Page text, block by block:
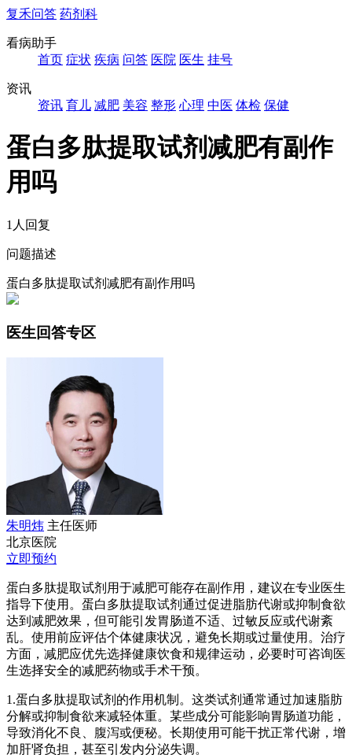
复禾问答 药剂科
看病助手
首页 症状 疾病 问答 医院 医生 挂号
资讯
资讯 育儿 减肥 美容 整形 心理 中医 体检 保健
蛋白多肽提取试剂减肥有副作
用吗
1人回复
问题描述
蛋白多肽提取试剂减肥有副作用吗
医生回答专区
朱明炜 主任医师
北京医院
立即预约
蛋白多肽提取试剂用于减肥可能存在副作用，建议在专业医生
指导下使用。蛋白多肽提取试剂通过促进脂肪代谢或抑制食欲
达到减肥效果，但可能引发胃肠道不适、过敏反应或代谢紊
乱。使用前应评估个体健康状况，避免长期或过量使用。治疗
方面，减肥应优先选择健康饮食和规律运动，必要时可咨询医
生选择安全的减肥药物或手术干预。
1.蛋白多肽提取试剂的作用机制。这类试剂通常通过加速脂肪
分解或抑制食欲来减轻体重。某些成分可能影响胃肠道功能，
导致消化不良、腹泻或便秘。长期使用可能干扰正常代谢，增
加肝肾负担，甚至引发内分泌失调。